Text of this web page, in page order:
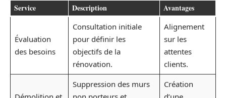
Service Description Avantages
Évaluation
des besoins
Consultation initiale
pour définir les
objectifs de la
rénovation.
Alignement
sur les
attentes
clients.
Suppression des murs
Création